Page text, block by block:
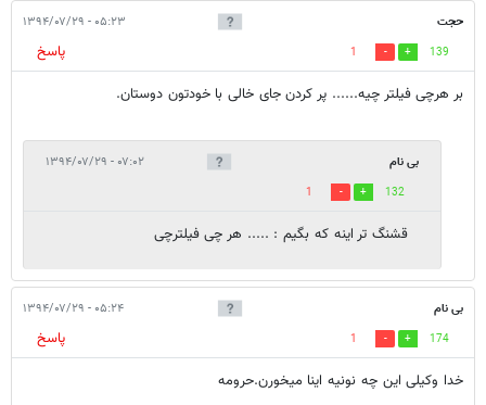
حجت ۰۵:۲۳ - ۱۳۹۴/۰۷/۲۹
139
1
پاسخ
بر هرچی فیلتر چیه...... پر کردن جای خالی با خودتون دوستان.
بی نام ۰۷:۰۲ - ۱۳۹۴/۰۷/۲۹
132
1
قشنگ تر اینه که بگیم : ..... هر چی فیلترچی
بی نام ۰۵:۲۴ - ۱۳۹۴/۰۷/۲۹
174
1
پاسخ
خدا وکیلی این چه نونیه اینا میخورن.حرومه